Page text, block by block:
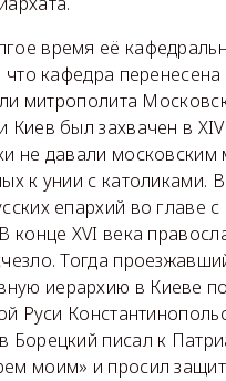
время её
что кафедра
митрополита
был захвачен в
не давали московским
к унии с католиками.
епархий во главе
конце XVI века
Тогда
иерархию в Киеве
Руси
Борецкий писал к
моим» и просил